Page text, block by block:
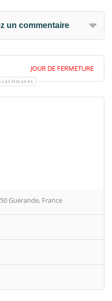
un commentaire
JOUR DE FERMETURE
Les Horaires
Guérande, France